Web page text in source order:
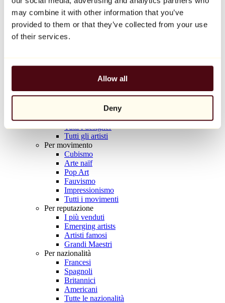
may combine it with other information that you’ve
provided to them or that they’ve collected from your use
of their services.
Allow all
Deny
Balloon Dog (Orange)
Jeff Koons
10.000 €
Artisti
Tutti i pittori
Tutti i fotografi
Tutti i disegnatori
Tutti i designer
Tutti gli artisti
Per movimento
Cubismo
Arte naïf
Pop Art
Fauvismo
Impressionismo
Tutti i movimenti
Per reputazione
I più venduti
Emerging artists
Artisti famosi
Grandi Maestri
Per nazionalità
Francesi
Spagnoli
Britannici
Americani
Tutte le nazionalità